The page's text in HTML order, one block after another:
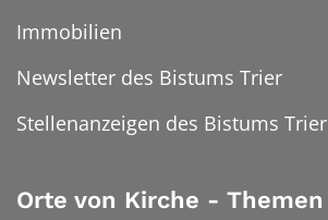
Immobilien
Newsletter des Bistums Trier
Stellenanzeigen des Bistums Trier
Orte von Kirche - Themen